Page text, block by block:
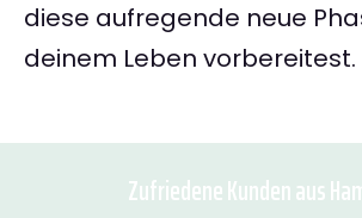
diese aufregende neue
deinem Leben vorbereitest.
Zufriedene Kunden aus